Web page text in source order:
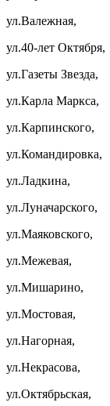
ул.Валежная,
ул.40-лет Октября,
ул.Газеты Звезда,
ул.Карла Маркса,
ул.Карпинского,
ул.Командировка,
ул.Ладкина,
ул.Луначарского,
ул.Маяковского,
ул.Межевая,
ул.Мишарино,
ул.Мостовая,
ул.Нагорная,
ул.Некрасова,
ул.Октябрьская,